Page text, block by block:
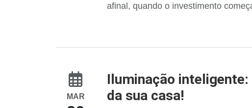
afinal, quando o investimento
MAR
Iluminação
da sua casa!